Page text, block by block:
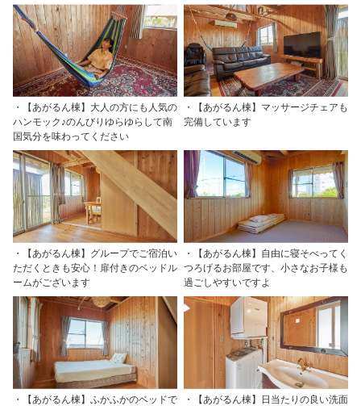
・【あがるん棟】大人の方にも人気の
ハンモック♪のんびりゆらゆらして南
国気分を味わってください
・【あがるん棟】マッサージチェアも
完備しています
・【あがるん棟】グループでご宿泊い
ただくときも安心！扉付きのベッドル
ームがございます
・【あがるん棟】自由に寝そべってく
つろげるお部屋です、小さなお子様も
過ごしやすいですよ
・【あがるん棟】ふかふかのベッドで
・【あがるん棟】日当たりの良い洗面